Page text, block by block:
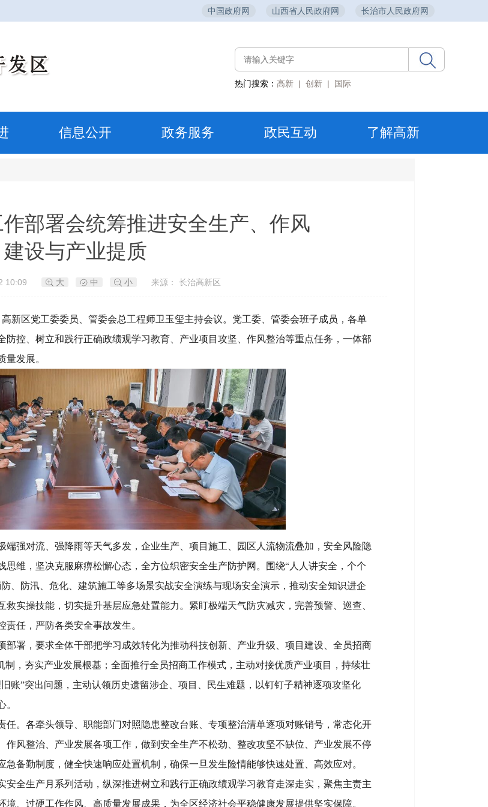
中国政府网 山西省人民政府网 长治市人民政府网
热门搜索： 高新 | 创新 | 国际
信息公开 政务服务 政民互动 了解高新
部署会统筹推进安全生产、作风
建设与产业提质
10:09 大 中 小 来源： 长治高新区
新区党工委委员、管委会总工程师卫玉玺主持会议。党工委、管委会班子成员，各单
控、树立和践行正确政绩观学习教育、产业项目攻坚、作风整治等重点任务，一体部
发展。
强对流、强降雨等天气多发，企业生产、项目施工、园区人流物流叠加，安全风险隐
维，坚决克服麻痹松懈心态，全方位织密安全生产防护网。围绕“人人讲安全，个个
、防汛、危化、建筑施工等多场景实战安全演练与现场安全演示，推动安全知识进企
实操技能，切实提升基层应急处置能力。紧盯极端天气防灾减灾，完善预警、巡查、
任，严防各类安全事故发生。
署，要求全体干部把学习成效转化为推动科技创新、产业升级、项目建设、全员招商
，夯实产业发展根基；全面推行全员招商工作模式，主动对接优质产业项目，持续壮
账”突出问题，主动认领历史遗留涉企、项目、民生难题，以钉钉子精神逐项攻坚化
。
。各牵头领导、职能部门对照隐患整改台账、专项整治清单逐项对账销号，常态化开
作风整治、产业发展各项工作，做到安全生产不松劲、整改攻坚不缺位、产业发展不停
备勤制度，健全快速响应处置机制，确保一旦发生险情能够快速处置、高效应对。
全生产月系列活动，纵深推进树立和践行正确政绩观学习教育走深走实，聚焦主责主
、过硬工作作风、高质量发展成果，为全区经济社会平稳健康发展提供坚实保障。